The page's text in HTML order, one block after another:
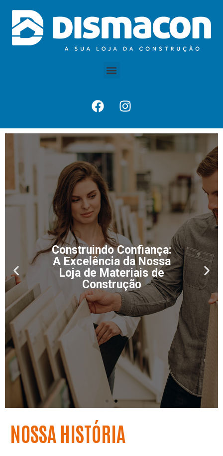
Construindo Confiança:
A Excelência da Nossa
Loja de Materiais de
Construção
NOSSA HISTÓRIA